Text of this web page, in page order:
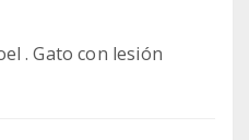
. Gato con lesión